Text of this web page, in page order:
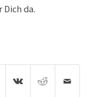
Dich da.